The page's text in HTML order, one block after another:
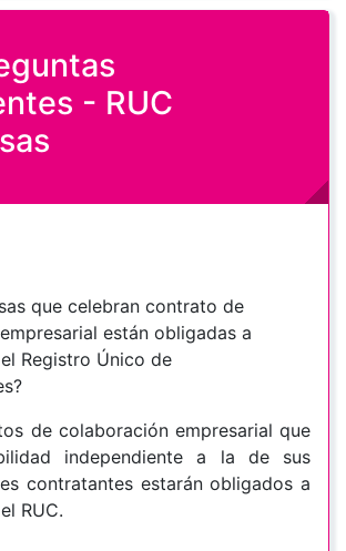
- RUC
que celebran contrato de
están obligadas a
Registro Único de
de colaboración empresarial que
independiente a la de sus
contratantes estarán obligados a
RUC.